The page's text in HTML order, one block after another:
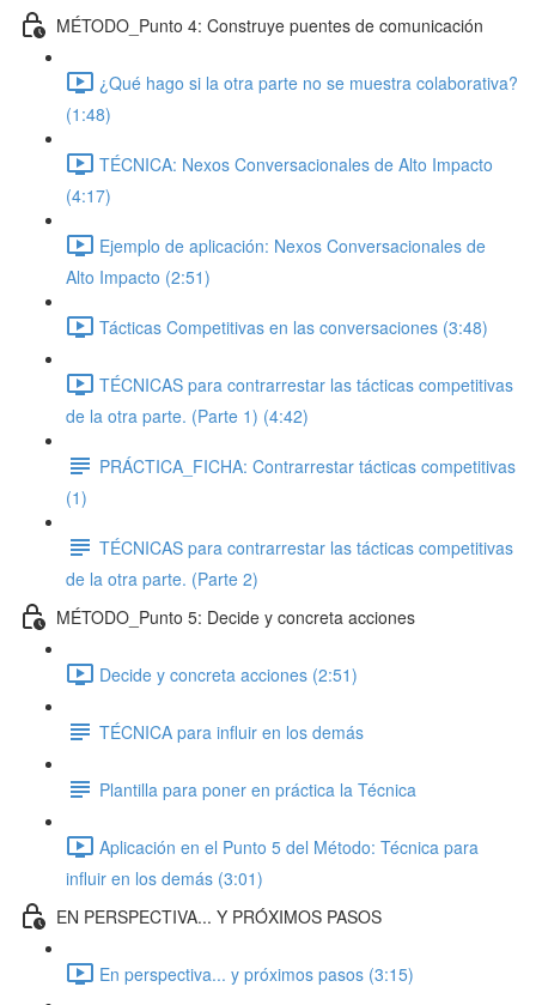
MÉTODO_Punto 4: Construye puentes de comunicación
¿Qué hago si la otra parte no se muestra colaborativa?
(1:48)
TÉCNICA: Nexos Conversacionales de Alto Impacto
(4:17)
Ejemplo de aplicación: Nexos Conversacionales de
Alto Impacto (2:51)
Tácticas Competitivas en las conversaciones (3:48)
TÉCNICAS para contrarrestar las tácticas competitivas
de la otra parte. (Parte 1) (4:42)
PRÁCTICA_FICHA: Contrarrestar tácticas competitivas
(1)
TÉCNICAS para contrarrestar las tácticas competitivas
de la otra parte. (Parte 2)
MÉTODO_Punto 5: Decide y concreta acciones
Decide y concreta acciones (2:51)
TÉCNICA para influir en los demás
Plantilla para poner en práctica la Técnica
Aplicación en el Punto 5 del Método: Técnica para
influir en los demás (3:01)
EN PERSPECTIVA... Y PRÓXIMOS PASOS
En perspectiva... y próximos pasos (3:15)